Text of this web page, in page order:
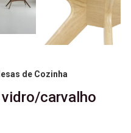
de Cozinha
carvalho